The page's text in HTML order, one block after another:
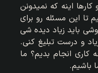
اینه که نمیدونن
این مسئله رو برای
باید زیاد دیده شی
و درست تبلیغ کنی.
کاری انجام بدیم؟ ما
باشیم.